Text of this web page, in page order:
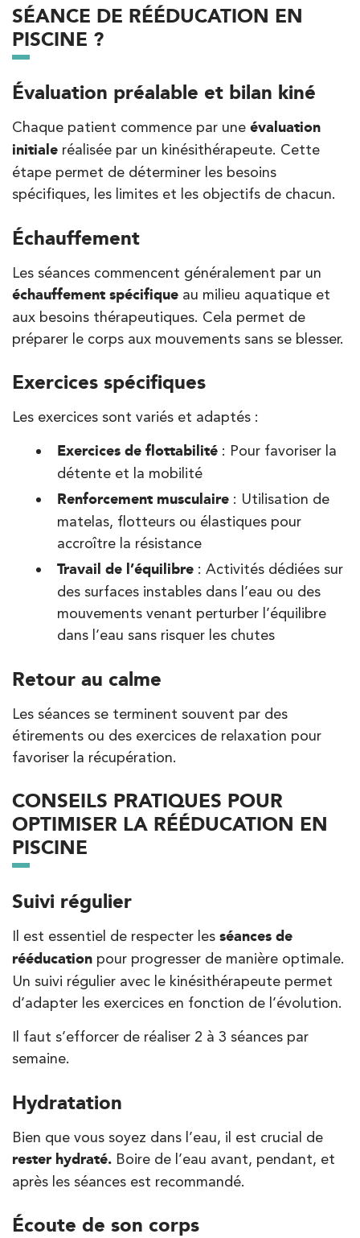
SÉANCE DE RÉÉDUCATION EN
PISCINE ?
Évaluation préalable et bilan kiné
Chaque patient commence par une évaluation
initiale réalisée par un kinésithérapeute. Cette
étape permet de déterminer les besoins
spécifiques, les limites et les objectifs de chacun.
Échauffement
Les séances commencent généralement par un
échauffement spécifique au milieu aquatique et
aux besoins thérapeutiques. Cela permet de
préparer le corps aux mouvements sans se blesser.
Exercices spécifiques
Les exercices sont variés et adaptés :
Exercices de flottabilité : Pour favoriser la
détente et la mobilité
Renforcement musculaire : Utilisation de
matelas, flotteurs ou élastiques pour
accroître la résistance
Travail de l’équilibre : Activités dédiées sur
des surfaces instables dans l’eau ou des
mouvements venant perturber l’équilibre
dans l’eau sans risquer les chutes
Retour au calme
Les séances se terminent souvent par des
étirements ou des exercices de relaxation pour
favoriser la récupération.
CONSEILS PRATIQUES POUR
OPTIMISER LA RÉÉDUCATION EN
PISCINE
Suivi régulier
Il est essentiel de respecter les séances de
rééducation pour progresser de manière optimale.
Un suivi régulier avec le kinésithérapeute permet
d’adapter les exercices en fonction de l’évolution.
Il faut s’efforcer de réaliser 2 à 3 séances par
semaine.
Hydratation
Bien que vous soyez dans l’eau, il est crucial de
rester hydraté. Boire de l’eau avant, pendant, et
après les séances est recommandé.
Écoute de son corps